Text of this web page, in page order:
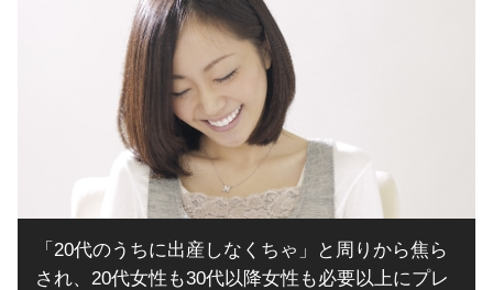
「20代のうちに出産しなくちゃ」と周りから焦ら
され、20代女性も30代以降女性も必要以上にプレ